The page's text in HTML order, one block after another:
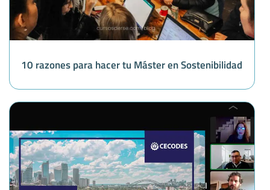
10 razones para hacer tu Máster en Sostenibilidad